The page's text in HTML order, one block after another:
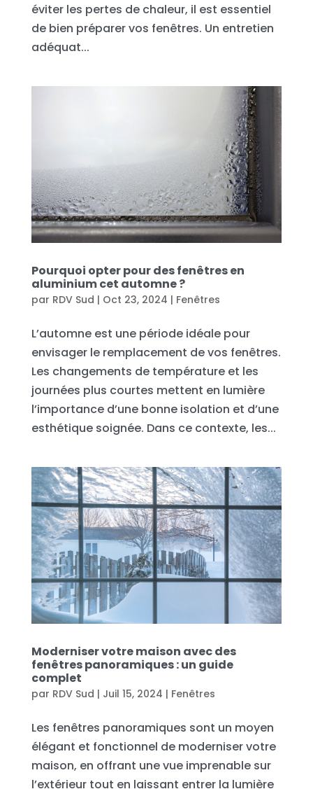
éviter les pertes de chaleur, il est essentiel
de bien préparer vos fenêtres. Un entretien
adéquat...
Pourquoi opter pour des fenêtres en
aluminium cet automne ?
par RDV Sud | Oct 23, 2024 | Fenêtres
L’automne est une période idéale pour
envisager le remplacement de vos fenêtres.
Les changements de température et les
journées plus courtes mettent en lumière
l’importance d’une bonne isolation et d’une
esthétique soignée. Dans ce contexte, les...
Moderniser votre maison avec des
fenêtres panoramiques : un guide
complet
par RDV Sud | Juil 15, 2024 | Fenêtres
Les fenêtres panoramiques sont un moyen
élégant et fonctionnel de moderniser votre
maison, en offrant une vue imprenable sur
l’extérieur tout en laissant entrer la lumière